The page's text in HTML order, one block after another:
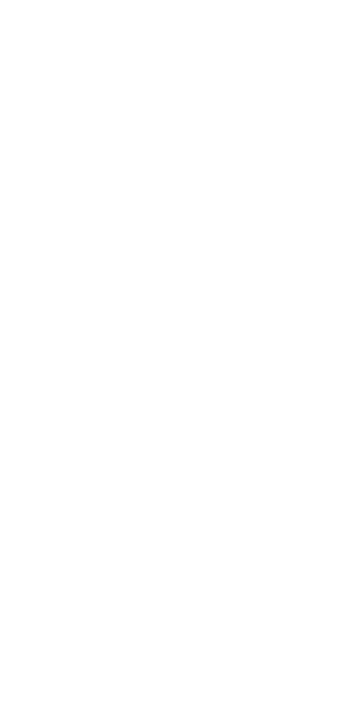
application –
tudás nélkül
tenni közöttük:
teszi lehetővé, és első
bejegyzésekhez.
Az ECMS-eket a
is alkotják.
kifejezetten webes
A WCMS-ek a szerzői
az összes CMS-ben